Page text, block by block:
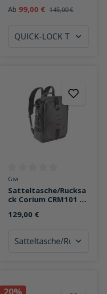
Ab 99,00 € 145,00 €
5 von 5 Sternen
Durchschnittliche Bewertung
Givi
Satteltasche/Rucksa
ck Corium CRM101 18
129,00 €
20%